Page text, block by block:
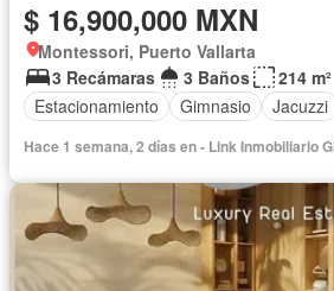
$ 16,900,000 MXN
Montessori, Puerto Vallarta
3 Recámaras
3 Baños
214 m²
Estacionamiento
Gimnasio Jacuzzi
Hace 1 semana, 2 días en - Link Inmobiliario